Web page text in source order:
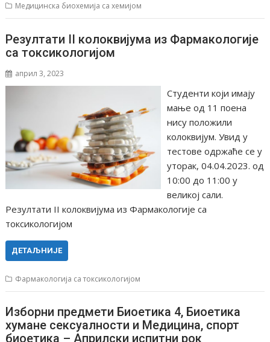
Медицинска биохемија са хемијом
Резултати II колоквијума из Фармакологије
са токсикологијом
април 3, 2023
Студенти који имају
мање од 11 поена
нису положили
колоквијум. Увид у
тестове одржаће се у
уторак, 04.04.2023. од
10:00 до 11:00 у
великој сали.
Резултати II колоквијума из Фармакологије са
токсикологијом
ДЕТАЉНИЈЕ
Фармакологија са токсикологијом
Изборни предмети Биоетика 4, Биоетика
хумане сексуалности и Медицина, спорт
биоетика – Априлски испитни рок